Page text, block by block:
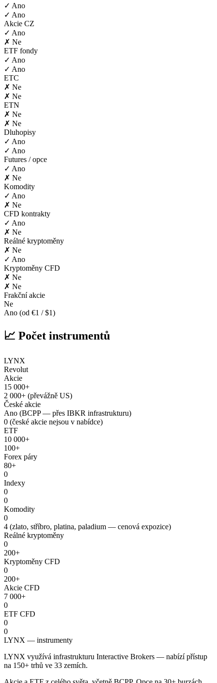
✓ Ano
✓ Ano
Akcie CZ
✓ Ano
✗ Ne
ETF fondy
✓ Ano
✓ Ano
ETC
✗ Ne
✗ Ne
ETN
✗ Ne
✗ Ne
Dluhopisy
✓ Ano
✓ Ano
Futures / opce
✓ Ano
✗ Ne
Komodity
✓ Ano
✗ Ne
CFD kontrakty
✓ Ano
✗ Ne
Reálné kryptoměny
✗ Ne
✓ Ano
Kryptoměny CFD
✗ Ne
✗ Ne
Frakční akcie
Ne
Ano (od €1 / $1)
📈 Počet instrumentů
LYNX
Revolut
Akcie
15 000+
2 000+ (převážně US)
České akcie
Ano (BCPP — přes IBKR infrastrukturu)
0 (české akcie nejsou v nabídce)
ETF
10 000+
100+
Forex páry
80+
0
Indexy
0
0
Komodity
0
4 (zlato, stříbro, platina, paladium — cenová expozice)
Reálné kryptoměny
0
200+
Kryptoměny CFD
0
200+
Akcie CFD
7 000+
0
ETF CFD
0
0
LYNX — instrumenty
LYNX využívá infrastrukturu Interactive Brokers — nabízí přístup
na 150+ trhů ve 33 zemích.